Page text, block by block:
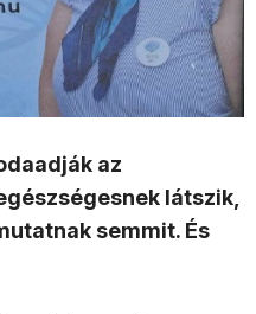
az
látszik,
semmit. És